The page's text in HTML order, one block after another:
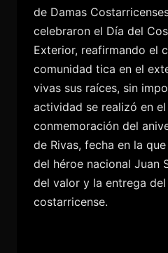
de Damas
celebraron el Día del
Exterior, reafirmando el
comunidad tica en el
vivas sus raíces, sin
actividad se realizó en
conmemoración del
de Rivas, fecha en la
del héroe nacional Juan
del valor y la entrega
costarricense.